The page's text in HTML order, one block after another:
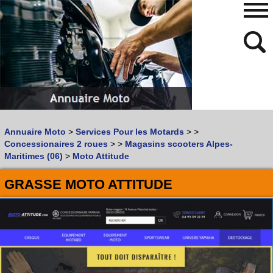
Vous recherchez un garage MOTOouSCOOTER
Quoi :
Où :
Trouver un garage Moto !
Retrouvez dans votre VILLE
les bonnes adresses deL'ANNUAIRE MOTO & SCOOTER
480
768
Annuaire Moto > Services Pour les Motards > >
Concessionaires 2 roues > > Magasins scooters Alpes-
Maritimes (06) > Moto Attitude
GRASSE MOTO ATTITUDE